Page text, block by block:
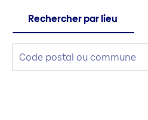
Rechercher par lieu